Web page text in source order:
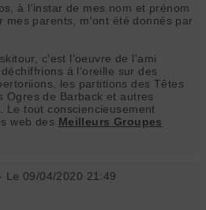
à l'instar de mes nom et prénom
mes parents, m'ont été donnés par
c'est l'oeuvre de l'ami
à l'oreille sur des
les partitions des Têtes
Ogres de Barback et autres
Le tout consciencieusement
web des Meilleurs Groupes
Le 09/04/2020 21:49